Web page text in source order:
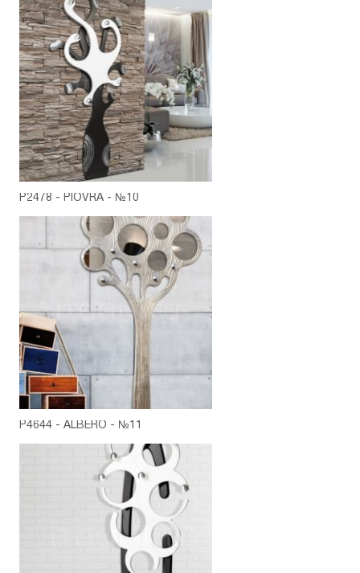
P2478 - PIOVRA - №10
P4644 - ALBERO - №11